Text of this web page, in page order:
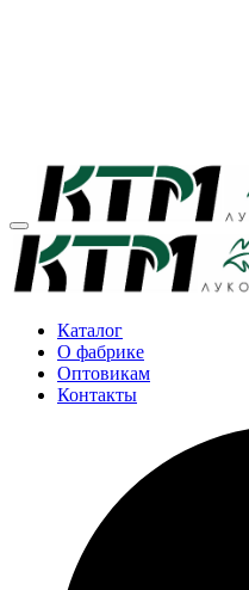
Каталог
О фабрике
Оптовикам
Контакты